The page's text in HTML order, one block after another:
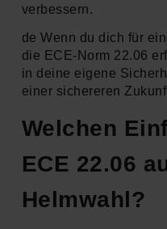
verbessern.
de Wenn du dich für
die ECE-Norm 22.06
in deine eigene
einer sichereren
Welchen
ECE 22.06
Helmwahl?